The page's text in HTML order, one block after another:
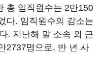
총 임직원수는 2만150
다. 임직원수의 감소는
. 지난해 말 소속 외 근
2737명으로, 반 년 사